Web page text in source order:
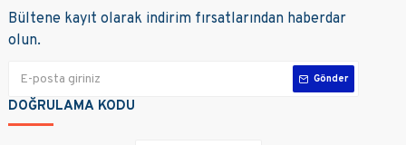
Bültene kayıt olarak indirim fırsatlarından haberdar
olun.
Gönder
DOĞRULAMA KODU